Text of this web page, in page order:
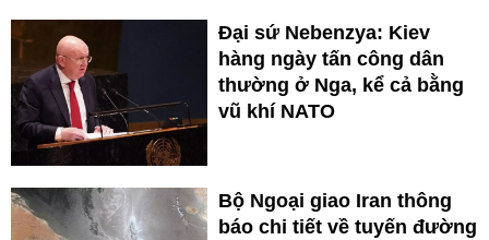
Đại sứ Nebenzya: Kiev
hàng ngày tấn công dân
thường ở Nga, kể cả bằng
vũ khí NATO
Bộ Ngoại giao Iran thông
báo chi tiết về tuyến đường